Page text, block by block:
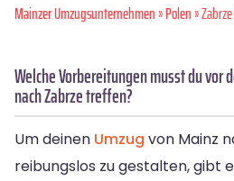
Mainzer Umzugsunternehmen»Polen»
Welche Vorbereitungen musst du vor
nach Zabrze treffen?
Um deinen Umzug von Mainz
reibungslos zu gestalten, gibt